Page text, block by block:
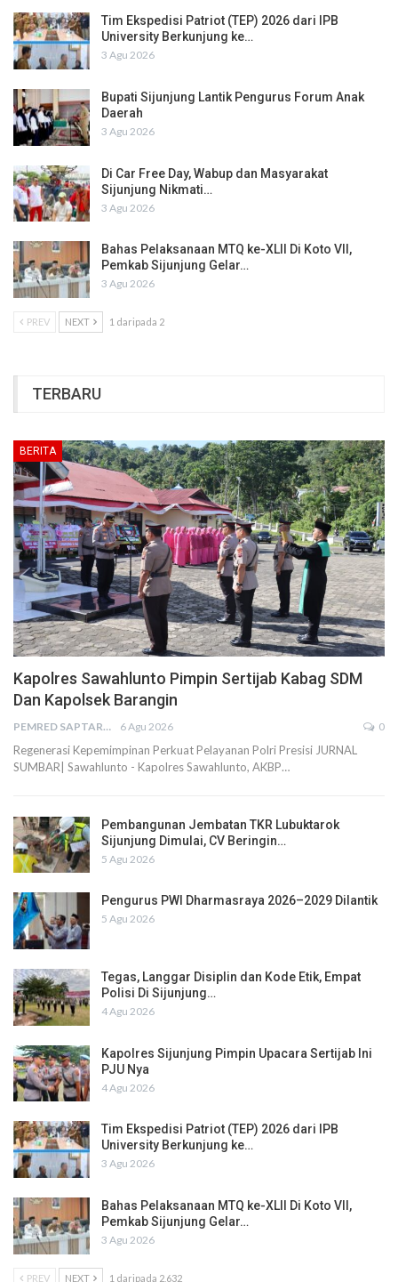
Tim Ekspedisi Patriot (TEP) 2026 dari IPB
University Berkunjung ke…
3 Agu 2026
Bupati Sijunjung Lantik Pengurus Forum Anak
Daerah
3 Agu 2026
Di Car Free Day, Wabup dan Masyarakat
Sijunjung Nikmati…
3 Agu 2026
Bahas Pelaksanaan MTQ ke-XLII Di Koto VII,
Pemkab Sijunjung Gelar…
3 Agu 2026
PREV NEXT 1 daripada 2
TERBARU
BERITA
Kapolres Sawahlunto Pimpin Sertijab Kabag SDM
Dan Kapolsek Barangin
PEMRED SAPTARIUS 6 Agu 2026 0
Regenerasi Kepemimpinan Perkuat Pelayanan Polri Presisi JURNAL
SUMBAR| Sawahlunto - Kapolres Sawahlunto, AKBP…
Pembangunan Jembatan TKR Lubuktarok
Sijunjung Dimulai, CV Beringin…
5 Agu 2026
Pengurus PWI Dharmasraya 2026–2029 Dilantik
5 Agu 2026
Tegas, Langgar Disiplin dan Kode Etik, Empat
Polisi Di Sijunjung…
4 Agu 2026
Kapolres Sijunjung Pimpin Upacara Sertijab Ini
PJU Nya
4 Agu 2026
Tim Ekspedisi Patriot (TEP) 2026 dari IPB
University Berkunjung ke…
3 Agu 2026
Bahas Pelaksanaan MTQ ke-XLII Di Koto VII,
Pemkab Sijunjung Gelar…
3 Agu 2026
PREV NEXT 1 daripada 2,632